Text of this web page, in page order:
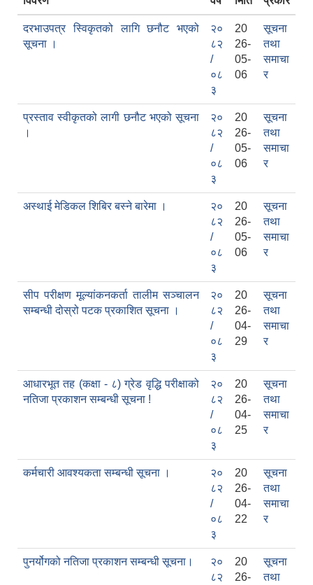
दरभाउपत्र स्विकृतको लागि छनौट भएको
सूचना ।
२०
८२
/
०८
३
20
26-
05-
06
सूचना
तथा
समाचा
र
प्रस्ताव स्वीकृतको लागी छनौट भएको सूचना
।
२०
८२
/
०८
३
20
26-
05-
06
सूचना
तथा
समाचा
र
अस्थाई मेडिकल शिबिर बस्ने बारेमा ।
२०
८२
/
०८
३
20
26-
05-
06
सूचना
तथा
समाचा
र
सीप परीक्षण मूल्यांकनकर्ता तालीम सञ्चालन
सम्बन्धी दोस्रो पटक प्रकाशित सूचना ।
२०
८२
/
०८
३
20
26-
04-
29
सूचना
तथा
समाचा
र
आधारभूत तह (कक्षा - ८) ग्रेड वृद्धि परीक्षाको
नतिजा प्रकाशन सम्बन्धी सूचना !
२०
८२
/
०८
३
20
26-
04-
25
सूचना
तथा
समाचा
र
कर्मचारी आवश्यकता सम्बन्धी सूचना ।
२०
८२
/
०८
३
20
26-
04-
22
सूचना
तथा
समाचा
र
पुनर्योगको नतिजा प्रकाशन सम्बन्धी सूचना।
२०
८२
20
26-
सूचना
तथा